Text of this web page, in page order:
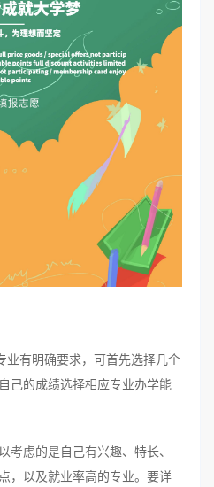
业有明确要求，可首先选择几个
己的成绩选择相应专业办学能
考虑的是自己有兴趣、特长、
，以及就业率高的专业。要详